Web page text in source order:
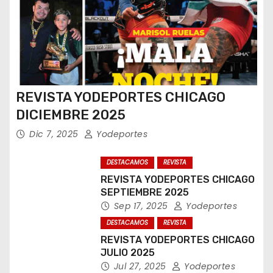
REVISTA YODEPORTES CHICAGO
DICIEMBRE 2025
Dic 7, 2025 Yodeportes
DESTACAMOS REVISTA
REVISTA YODEPORTES CHICAGO
SEPTIEMBRE 2025
Sep 17, 2025 Yodeportes
DESTACAMOS REVISTA
REVISTA YODEPORTES CHICAGO
JULIO 2025
Jul 27, 2025 Yodeportes